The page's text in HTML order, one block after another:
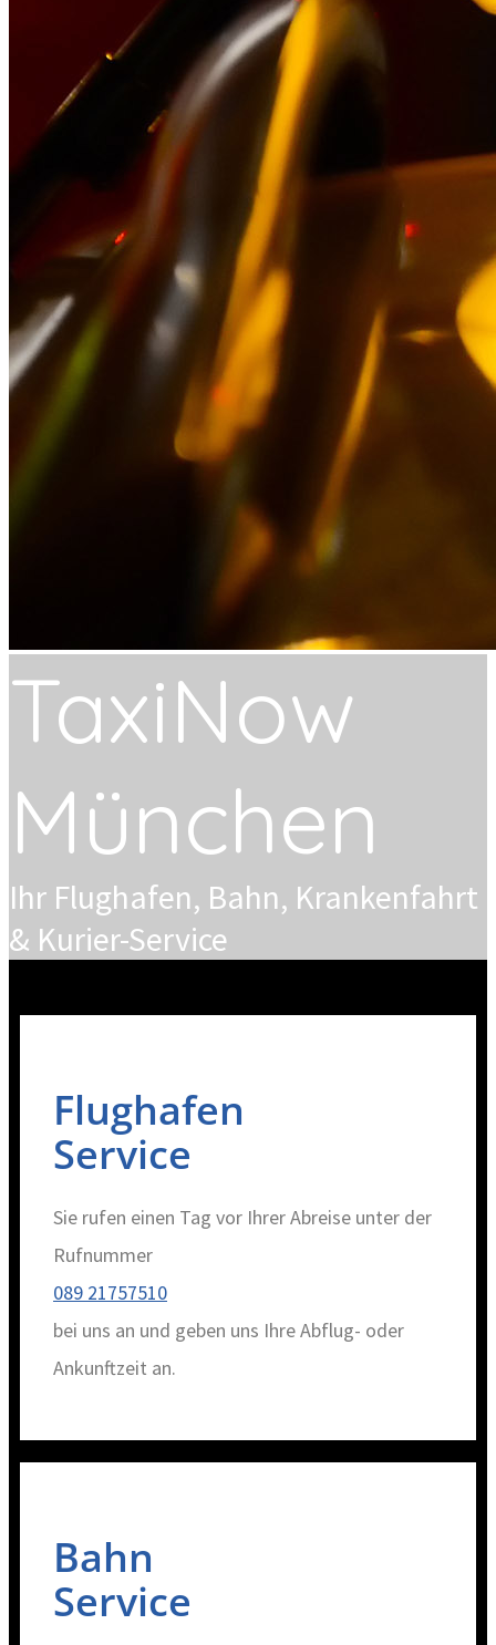
TaxiNow
München
Ihr Flughafen, Bahn, Krankenfahrt
& Kurier-Service
Flughafen
Service
Sie rufen einen Tag vor Ihrer Abreise unter der
Rufnummer
089 21757510
bei uns an und geben uns Ihre Abflug- oder
Ankunftzeit an.
Bahn
Service